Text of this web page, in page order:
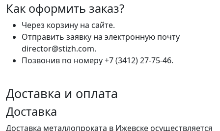
Как оформить заказ?
Через корзину на сайте.
Отправить заявку на электронную почту
director@stizh.com.
Позвонив по номеру +7 (3412) 27-75-46.
Доставка и оплата
Доставка
Доставка металлопроката в Ижевске осуществляется